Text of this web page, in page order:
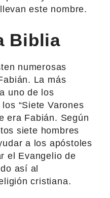
este nombre.
Biblia
numerosas
La más
uno de los
“Siete Varones
era Fabián. Según
siete hombres
a los apóstoles
el Evangelio de
así al
cristiana.